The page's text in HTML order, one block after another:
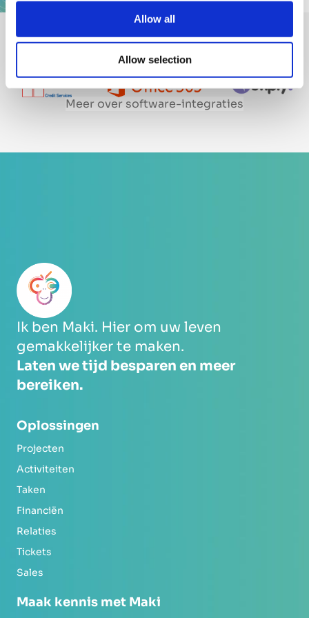
t
Allow all
Allow selection
Maki is integreerbaar met veelgebruikte apps
Meer over software-integraties
Ik ben Maki. Hier om uw leven
gemakkelijker te maken.
Laten we tijd besparen en meer
bereiken.
Oplossingen
Projecten
Activiteiten
Taken
Financiën
Relaties
Tickets
Sales
Maak kennis met Maki